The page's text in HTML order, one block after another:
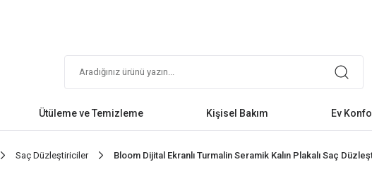
Ütüleme ve Temizleme Kişisel Bakım Ev
Saç Düzleştiriciler Bloom Dijital Ekranlı Turmalin Seramik Kalın Plakalı Saç